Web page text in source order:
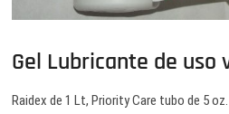
Gel Lubricante de uso
Raidex de 1 Lt, Priority Care tubo de 5